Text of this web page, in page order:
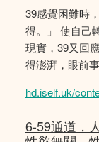
39感覺困難時
得。」 使自己
現實，39又回
得澎湃，眼前
hd.iself.uk/
6-59通道，